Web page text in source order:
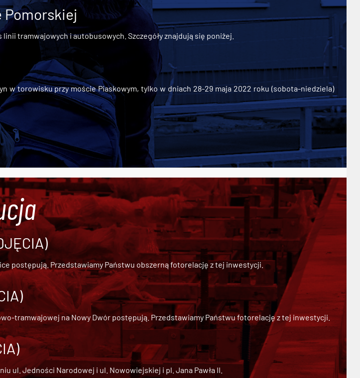
Pomorskiej
tramwajowych i autobusowych. Szczegóły znajdują się poniżej.
w torowisku przy moście Piaskowym, tylko w dniach 28-29 maja 2022 roku (sobota-niedziela)
postępują. Przedstawiamy Państwu obszerną fotorelację z tej inwestycji.
tramwajowej na Nowy Dwórpostępują. Przedstawiamy Państwu fotorelację z tej inwestycji.
ul. Jedności Narodowej i ul. Nowowiejskiej i pl. Jana Pawła II.